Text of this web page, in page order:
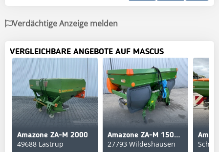
Verdächtige Anzeige melden
VERGLEICHBARE ANGEBOTE AUF MASCUS
Amazone ZA-M 2000
49688 Lastrup
Amazone ZA-M 1501 PROFIS
27793 Wildeshausen